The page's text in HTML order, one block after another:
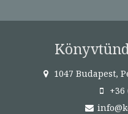
1047 Budapest,
+36